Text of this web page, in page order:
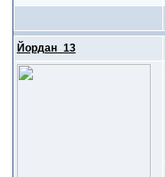
Йордан_13